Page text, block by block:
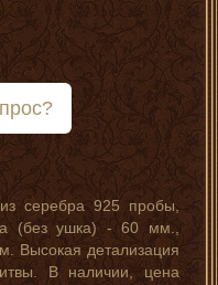
серебра 925 пробы,
(без ушка) - 60 мм.,
Высокая детализация
В наличии, цена